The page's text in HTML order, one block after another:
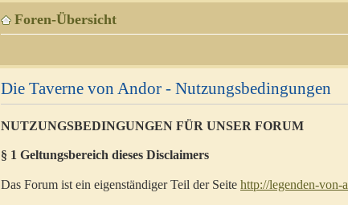
Foren-Übersicht
Die Taverne von Andor - Nutzungsbedingungen
NUTZUNGSBEDINGUNGEN FÜR UNSER FORUM
§ 1 Geltungsbereich dieses Disclaimers
Das Forum ist ein eigenständiger Teil der Seite http://legenden-von-